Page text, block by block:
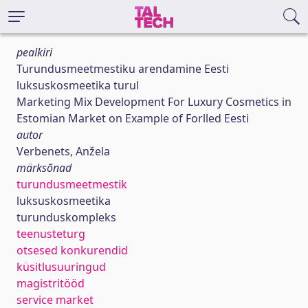
pealkiri
Turundusmeetmestiku arendamine Eesti
luksuskosmeetika turul
Marketing Mix Development For Luxury Cosmetics in
Estomian Market on Example of Forlled Eesti
autor
Verbenets, Anžela
märksõnad
turundusmeetmestik
luksuskosmeetika
turunduskompleks
teenusteturg
otsesed konkurendid
küsitlusuuringud
magistritööd
service market